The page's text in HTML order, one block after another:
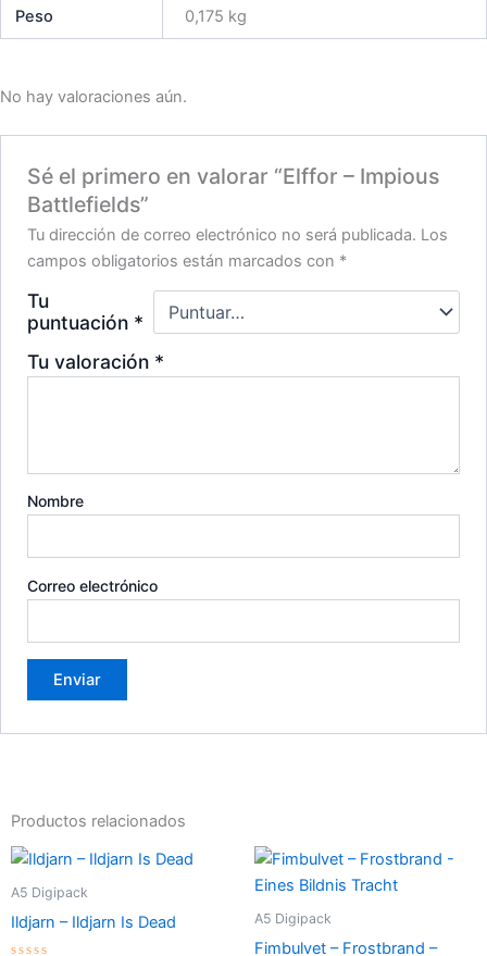
Peso 0,175 kg
No hay valoraciones aún.
Sé el primero en valorar “Elffor – Impious
Battlefields”
Tu dirección de correo electrónico no será publicada. Los
campos obligatorios están marcados con *
Tu
puntuación *
Tu valoración *
Nombre
Correo electrónico
Productos relacionados
A5 Digipack
Ildjarn – Ildjarn Is Dead A5 Digipack
Fimbulvet – Frostbrand –